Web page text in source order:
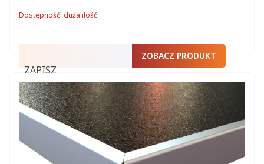
Dostępność: duża ilość
ZAPISZ
ZOBACZ PRODUKT